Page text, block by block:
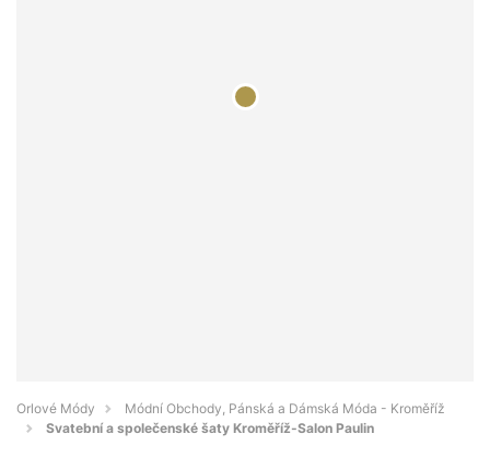
Orlové Módy
Módní Obchody, Pánská a Dámská Móda - Kroměříž
Svatební a společenské šaty Kroměříž-Salon Paulin